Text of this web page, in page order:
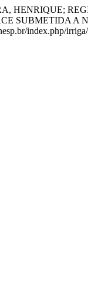
HENRIQUE;
SUBMETIDA A
index.php/